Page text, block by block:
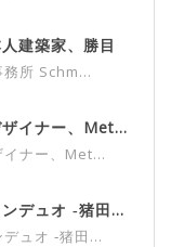
建築家、勝目
所 Schm...
イナー、Met...
イナー、Met...
デュオ ‐猪田...
ュオ ‐猪田...